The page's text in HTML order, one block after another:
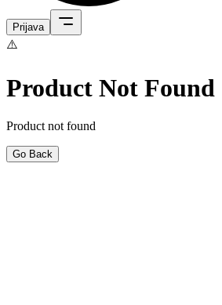
Prijava
⚠️
Product Not Found
Product not found
Go Back